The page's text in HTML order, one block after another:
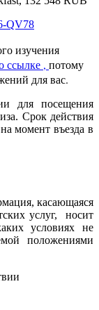
QV78
изучения
ссылке , потому
для вас.
для посещения
Срок действия
момент въезда в
касающаяся
услуг, носит
условиях не
положениями